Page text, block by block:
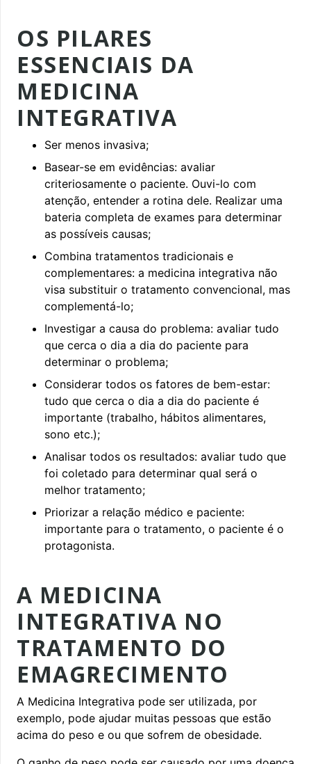
OS PILARES
ESSENCIAIS DA
MEDICINA
INTEGRATIVA
Ser menos invasiva;
Basear-se em evidências: avaliar
criteriosamente o paciente. Ouvi-lo com
atenção, entender a rotina dele. Realizar uma
bateria completa de exames para determinar
as possíveis causas;
Combina tratamentos tradicionais e
complementares: a medicina integrativa não
visa substituir o tratamento convencional, mas
complementá-lo;
Investigar a causa do problema: avaliar tudo
que cerca o dia a dia do paciente para
determinar o problema;
Considerar todos os fatores de bem-estar:
tudo que cerca o dia a dia do paciente é
importante (trabalho, hábitos alimentares,
sono etc.);
Analisar todos os resultados: avaliar tudo que
foi coletado para determinar qual será o
melhor tratamento;
Priorizar a relação médico e paciente:
importante para o tratamento, o paciente é o
protagonista.
A MEDICINA
INTEGRATIVA NO
TRATAMENTO DO
EMAGRECIMENTO
A Medicina Integrativa pode ser utilizada, por
exemplo, pode ajudar muitas pessoas que estão
acima do peso e ou que sofrem de obesidade.